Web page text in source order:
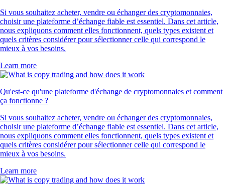
Si vous souhaitez acheter, vendre ou échanger des cryptomonnaies,
choisir une plateforme d’échange fiable est essentiel. Dans cet article,
nous expliquons comment elles fonctionnent, quels types existent et
quels critères considérer pour sélectionner celle qui correspond le
mieux à vos besoins.
Learn more
Qu'est-ce qu'une plateforme d'échange de cryptomonnaies et comment
ça fonctionne ?
Si vous souhaitez acheter, vendre ou échanger des cryptomonnaies,
choisir une plateforme d’échange fiable est essentiel. Dans cet article,
nous expliquons comment elles fonctionnent, quels types existent et
quels critères considérer pour sélectionner celle qui correspond le
mieux à vos besoins.
Learn more